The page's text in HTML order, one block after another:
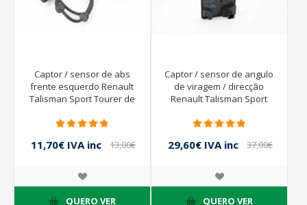
Captor / sensor de abs
frente esquerdo Renault
Talisman Sport Tourer de
0265009613 479103473R
11,70€ IVA inc
13,00€
QUERO VER
Captor / sensor de angulo
de viragem / direcção
Renault Talisman Sport
479452615R
29,60€ IVA inc
37,00€
QUERO VER